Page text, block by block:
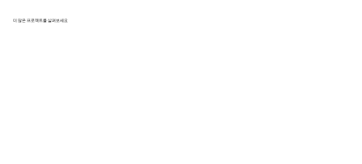
더 많은 프로젝트를 살펴보세요